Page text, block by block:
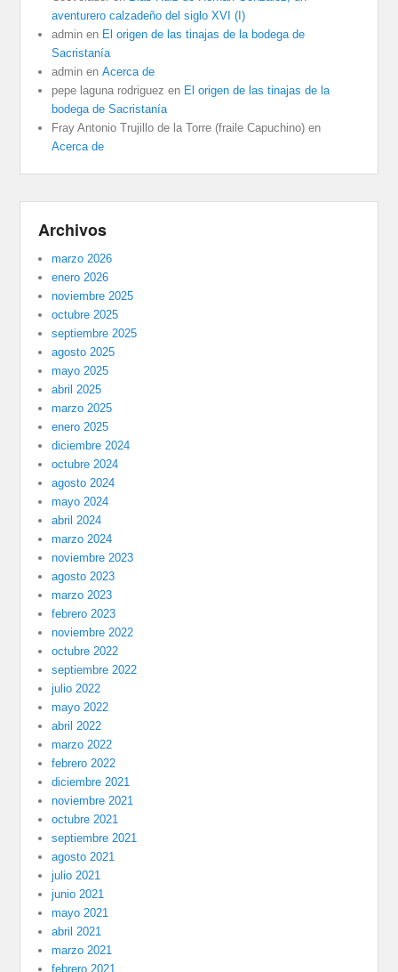
aventurero calzadeño del siglo XVI (I)
admin en El origen de las tinajas de la bodega de
Sacristanía
admin enAcerca de
pepe laguna rodriguez en El origen de las tinajas de la
bodega de Sacristanía
Fray Antonio Trujillo de la Torre (fraile Capuchino) en
Acerca de
Archivos
marzo 2026
enero 2026
noviembre 2025
octubre 2025
septiembre 2025
agosto 2025
mayo 2025
abril 2025
marzo 2025
enero 2025
diciembre 2024
octubre 2024
agosto 2024
mayo 2024
abril 2024
marzo 2024
noviembre 2023
agosto 2023
marzo 2023
febrero 2023
noviembre 2022
octubre 2022
septiembre 2022
julio 2022
mayo 2022
abril 2022
marzo 2022
febrero 2022
diciembre 2021
noviembre 2021
octubre 2021
septiembre 2021
agosto 2021
julio 2021
junio 2021
mayo 2021
abril 2021
marzo 2021
febrero 2021